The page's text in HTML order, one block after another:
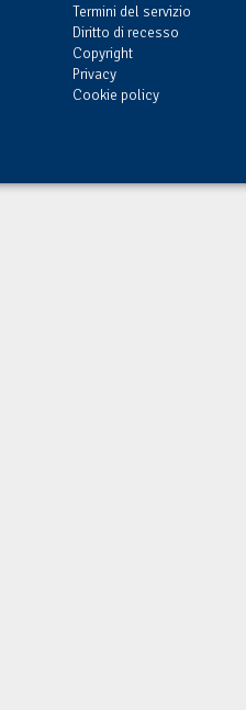
Termini del servizio
Diritto di recesso
Copyright
Privacy
Cookie policy